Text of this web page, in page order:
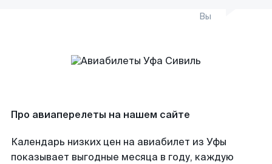
Вы
Про авиаперелеты на нашем сайте
Календарь низких цен на авиабилет из Уфы
показывает выгодные месяца в году, каждую